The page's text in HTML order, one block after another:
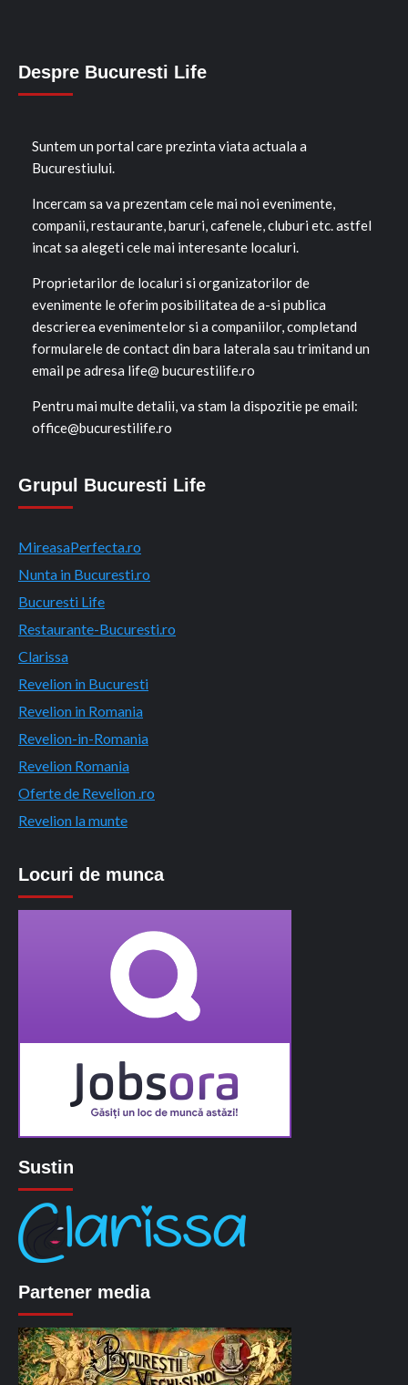
Despre Bucuresti Life
Suntem un portal care prezinta viata actuala a
Bucurestiului.
Incercam sa va prezentam cele mai noi evenimente,
companii, restaurante, baruri, cafenele, cluburi etc. astfel
incat sa alegeti cele mai interesante localuri.
Proprietarilor de localuri si organizatorilor de
evenimente le oferim posibilitatea de a-si publica
descrierea evenimentelor si a companiilor, completand
formularele de contact din bara laterala sau trimitand un
email pe adresa life@ bucurestilife.ro
Pentru mai multe detalii, va stam la dispozitie pe email:
office@bucurestilife.ro
Grupul Bucuresti Life
MireasaPerfecta.ro
Nunta in Bucuresti.ro
Bucuresti Life
Restaurante-Bucuresti.ro
Clarissa
Revelion in Bucuresti
Revelion in Romania
Revelion-in-Romania
Revelion Romania
Oferte de Revelion .ro
Revelion la munte
Locuri de munca
Sustin
Partener media